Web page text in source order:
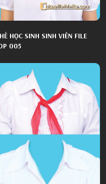
HỌC SINH SINH VIÊN FILE
005